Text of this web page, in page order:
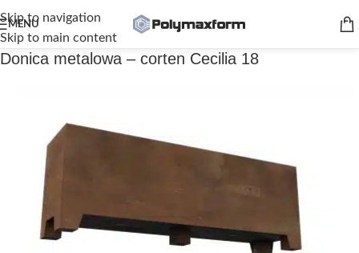
Skip to navigation
Skip to main content
MENU
Donica metalowa – corten Cecilia 18